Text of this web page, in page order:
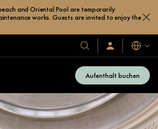
and Oriental Pool are temporarily
works. Guests are invited to enjoy the
Unsere
Hotels
und
Resorts
Anmelden/Jetzt
beitreten
Sprachen
Aufenthalt buchen